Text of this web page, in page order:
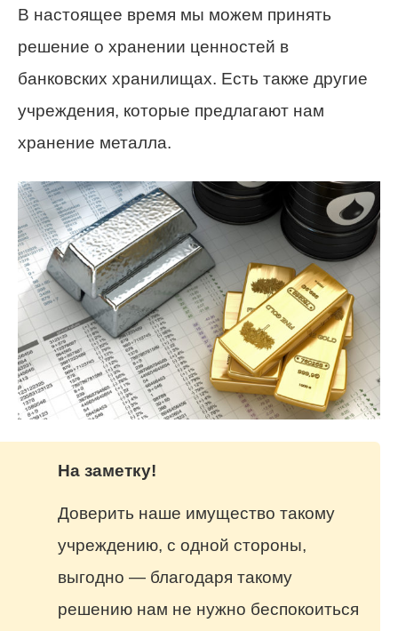
В настоящее время мы можем принять
решение о хранении ценностей в
банковских хранилищах. Есть также другие
учреждения, которые предлагают нам
хранение металла.
На заметку!
Доверить наше имущество такому
учреждению, с одной стороны,
выгодно — благодаря такому
решению нам не нужно беспокоиться